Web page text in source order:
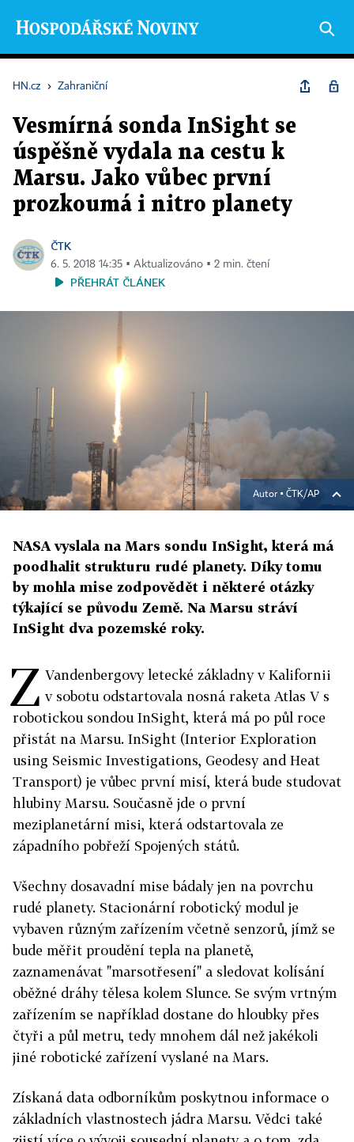
HN.cz › Zahraniční
Vesmírná sonda InSight se
úspěšně vydala na cestu k
Marsu. Jako vůbec první
prozkoumá i nitro planety
ČTK
6. 5. 2018 14:35 ▪ Aktualizováno ▪ 2 min. čtení
PŘEHRÁT ČLÁNEK
Autor ▪ ČTK/AP
NASA vyslala na Mars sondu InSight, která má
poodhalit strukturu rudé planety. Díky tomu
by mohla mise zodpovědět i některé otázky
týkající se původu Země. Na Marsu stráví
InSight dva pozemské roky.
Z Vandenbergovy letecké základny v Kalifornii
v sobotu odstartovala nosná raketa Atlas V s
robotickou sondou InSight, která má po půl roce
přistát na Marsu. InSight (Interior Exploration
using Seismic Investigations, Geodesy and Heat
Transport) je vůbec první misí, která bude studovat
hlubiny Marsu. Současně jde o první
meziplanetární misi, která odstartovala ze
západního pobřeží Spojených států.
Všechny dosavadní mise bádaly jen na povrchu
rudé planety. Stacionární robotický modul je
vybaven různým zařízením včetně senzorů, jímž se
bude měřit proudění tepla na planetě,
zaznamenávat "marsotřesení" a sledovat kolísání
oběžné dráhy tělesa kolem Slunce. Se svým vrtným
zařízením se například dostane do hloubky přes
čtyři a půl metru, tedy mnohem dál než jakékoli
jiné robotické zařízení vyslané na Mars.
Získaná data odborníkům poskytnou informace o
základních vlastnostech jádra Marsu. Vědci také